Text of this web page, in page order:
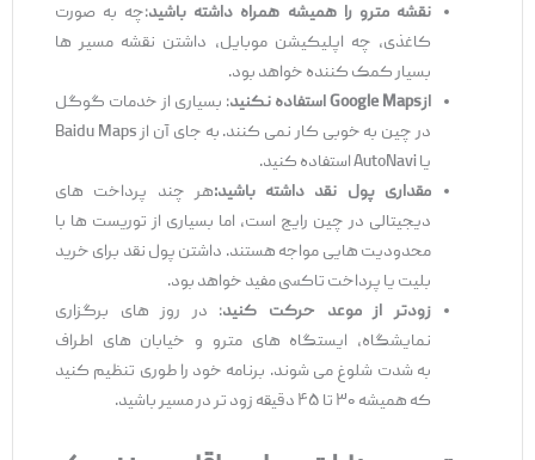
نقشه مترو را همیشه همراه داشته باشید:چه به‌ صورت
کاغذی، چه اپلیکیشن موبایل، داشتن نقشه مسیر ها
بسیار کمک‌ کننده خواهد بود.
Google Mapsاستفاده نکنید: بسیاری از خدمات گوگل
در چین به‌ خوبی کار نمی ‌کنند. به ‌جای آن از Baidu Maps
یا AutoNavi استفاده کنید.
مقداری پول نقد داشته باشید:هر چند پرداخت ‌های
دیجیتالی در چین رایج است، اما بسیاری از توریست ‌ها با
محدودیت ‌هایی مواجه هستند. داشتن پول نقد برای خرید
بلیت یا پرداخت تاکسی مفید خواهد بود.
زودتر از موعد حرکت کنید: در روز های برگزاری
نمایشگاه، ایستگاه‌ های مترو و خیابان ‌های اطراف
به ‌شدت شلوغ می‌ شوند. برنامه خود را طوری تنظیم کنید
که همیشه ۳۰ تا ۴۵ دقیقه زود تر در مسیر باشید.